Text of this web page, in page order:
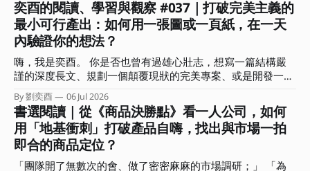
總是拉不起來，甚至愈做愈累？ 答案其實很簡單：你是在用
微觀的戰術勤奮，掩蓋戰略上的懶惰。 這期電子報，我想和
你聊聊什麼是全局視角？能帶來哪些具體效益？又該如何在生
活與工作上培養這種全局視角？ ．．． 擺脫低價內耗，用全
局視角架設「迷宮無人機」 你是否也有過這樣的無力感？ 沒
日沒夜都在趕報告、生內容，還要處理客戶需求，忙得不可開
交，但產出卻總是被當成消耗品，難以產生更大價值？
還能說些什麼？什麼又是前來參加的聽眾想要聽到的？ 「肯
定不是網路上查得到，也不會是你問 AI 會得到的內容。」 抱
持著這樣的心情，我和瓦基決定以各自扮演的角色說些自己的
深刻感受，包括創作者、學習者，還有自雇者、商業顧問的視
角來回答「加速的時代，如何建立觀點、用結構放大影響力」
這個問題。 不知道前來聆聽這場對談的你，最有印象的是哪
個部分？又有哪句話在你心中留下了一個位置？ 這期的電子
報，我想和你分享這場對談的重點摘要，還有沒說的部份。
我會聚焦在對談中我所分享的三個思考核心，希望能幫助你從
「時間輸出」的勞務中解放，拿回人生的主導權。 ．．． 集
體加速、各自焦慮：你是在前進，還是有效率地迷路？ 「兩
位認為 AI 時代最常見的盲點有哪些？」 在對談中的這道問題
奕酉的閱讀、學習與觀察 #037｜打破完美主義的
最小可行產出：如何用一張圖或一頁紙，在一天
內驗證你的想法？
嗨，我是奕酉。 你是否也曾有過雄心壯志，想寫一篇結構嚴
謹的深度長文、規劃一個顛覆現狀的完美專案、或是開發一堂
系統化的線上課程？結果在行事曆上拖了三週，每次打開工作
視窗或 筆記軟體，看著空白的螢幕，最後又默默把它關掉。
我們常常誤以為，要等到「準備周全、想得完美」了才能開始
交付，卻不知在瘋狂快進的變動時代，思考是內顯的、只有行
動產出是外顯的。 那些卡在腦中、沒有轉化為產出的完美想
法，對市場或職場而言都是不可見的，並不會產生任何價值。
By 劉奕酉 06 Jul 2026
書選閱讀｜從《商品決勝點》看一人公司，如何
用「地基衝刺」打破產品自嗨，找出與市場一拍
即合的商品定位？
「團隊開了無數次的會、做了密密麻麻的市場調研；」 「為